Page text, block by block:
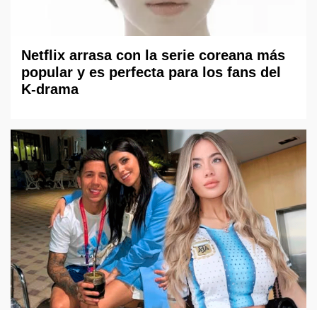
Netflix arrasa con la serie coreana más
popular y es perfecta para los fans del
K-drama